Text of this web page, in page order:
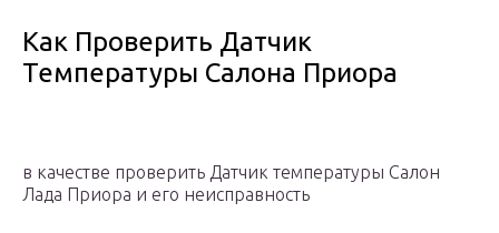
Как Проверить Датчик
Температуры Салона Приора
в качестве проверить Датчик температуры Салон
Лада Приора и его неисправность